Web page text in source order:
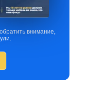
внимание,